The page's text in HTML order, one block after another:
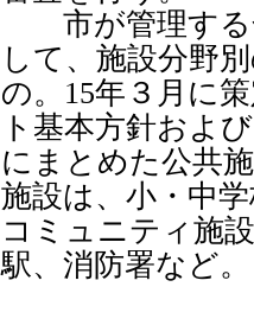
市が管理する
して、施設分野
の。15年３月に
ト基本方針およ
にまとめた公共
施設は、小・中
コミュニティ施
駅、消防署など。